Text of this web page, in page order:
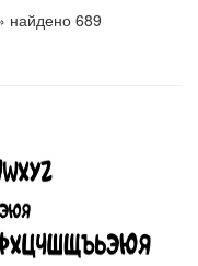
найдено 689